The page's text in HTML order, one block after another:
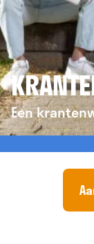
Een